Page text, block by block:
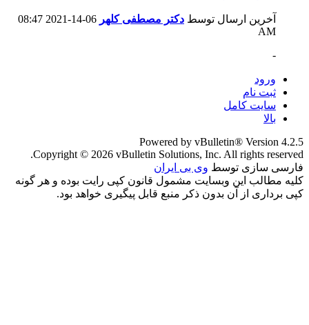
آخرین ارسال توسط دکتر مصطفی کلهر
08:47
AM
-
ورود
ثبت نام
سایت کامل
بالا
Powered by vBulletin® Version 4.2.5
Copyright © 2026 vBulletin Solutions, Inc. All rights reserved.
فارسی سازی توسط وی بی ایران
کلیه مطالب این وبسایت مشمول قانون کپی رایت بوده و هر گونه
کپی برداری از آن بدون ذکر منبع قابل پیگیری خواهد بود.